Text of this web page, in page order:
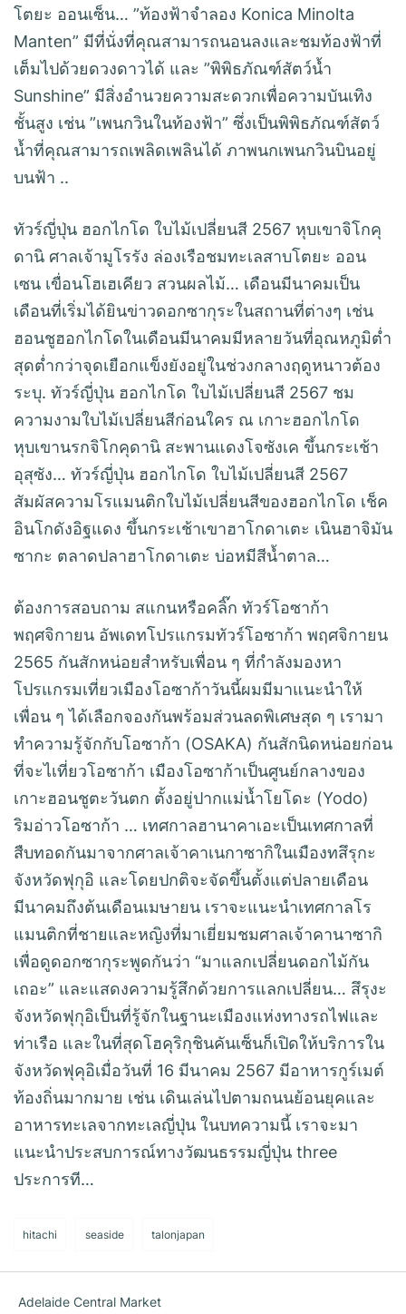
โตยะ ออนเซ็น… ”ท้องฟ้าจำลอง Konica Minolta
Manten” มีที่นั่งที่คุณสามารถนอนลงและชมท้องฟ้าที่
เต็มไปด้วยดวงดาวได้ และ ”พิพิธภัณฑ์สัตว์น้ำ
Sunshine” มีสิ่งอำนวยความสะดวกเพื่อความบันเทิง
ชั้นสูง เช่น ”เพนกวินในท้องฟ้า” ซึ่งเป็นพิพิธภัณฑ์สัตว์
น้ำที่คุณสามารถเพลิดเพลินได้ ภาพนกเพนกวินบินอยู่
บนฟ้า ..
ทัวร์ญี่ปุ่น ฮอกไกโด ใบไม้เปลี่ยนสี 2567 หุบเขาจิโกคุ
ดานิ ศาลเจ้ามูโรรัง ล่องเรือชมทะเลสาบโตยะ ออน
เซน เขื่อนโฮเฮเคียว สวนผลไม้… เดือนมีนาคมเป็น
เดือนที่เริ่มได้ยินข่าวดอกซากุระในสถานที่ต่างๆ เช่น
ฮอนชูฮอกไกโดในเดือนมีนาคมมีหลายวันที่อุณหภูมิต่ำ
สุดต่ำกว่าจุดเยือกแข็งยังอยู่ในช่วงกลางฤดูหนาวต้อง
ระบุ. ทัวร์ญี่ปุ่น ฮอกไกโด ใบไม้เปลี่ยนสี 2567 ชม
ความงามใบไม้เปลี่ยนสีก่อนใคร ณ เกาะฮอกไกโด
หุบเขานรกจิโกคุดานิ สะพานแดงโจซังเค ขึ้นกระเช้า
อุสุซัง… ทัวร์ญี่ปุ่น ฮอกไกโด ใบไม้เปลี่ยนสี 2567
สัมผัสความโรแมนติกใบไม้เปลี่ยนสีของฮอกไกโด เช็ค
อินโกดังอิฐแดง ขึ้นกระเช้าเขาฮาโกดาเตะ เนินฮาจิมัน
ซากะ ตลาดปลาฮาโกดาเตะ บ่อหมีสีน้ำตาล…
ต้องการสอบถาม สแกนหรือคลิ๊ก ทัวร์โอซาก้า
พฤศจิกายน อัพเดทโปรแกรมทัวร์โอซาก้า พฤศจิกายน
2565 กันสักหน่อยสำหรับเพื่อน ๆ ที่กำลังมองหา
โปรแกรมเที่ยวเมืองโอซาก้าวันนี้ผมมีมาแนะนำให้
เพื่อน ๆ ได้เลือกจองกันพร้อมส่วนลดพิเศษสุด ๆ เรามา
ทำความรู้จักกับโอซาก้า (OSAKA) กันสักนิดหน่อยก่อน
ที่จะไเที่ยวโอซาก้า เมืองโอซาก้าเป็นศูนย์กลางของ
เกาะฮอนชูตะวันตก ตั้งอยู่ปากแม่น้ำโยโดะ (Yodo)
ริมอ่าวโอซาก้า … เทศกาลฮานาคาเอะเป็นเทศกาลที่
สืบทอดกันมาจากศาลเจ้าคาเนกาซากิในเมืองทสึรุกะ
จังหวัดฟุกุอิ และโดยปกติจะจัดขึ้นตั้งแต่ปลายเดือน
มีนาคมถึงต้นเดือนเมษายน เราจะแนะนำเทศกาลโร
แมนติกที่ชายและหญิงที่มาเยี่ยมชมศาลเจ้าคานาซากิ
เพื่อดูดอกซากุระพูดกันว่า “มาแลกเปลี่ยนดอกไม้กัน
เถอะ” และแสดงความรู้สึกด้วยการแลกเปลี่ยน… สึรุงะ
จังหวัดฟุกุอิเป็นที่รู้จักในฐานะเมืองแห่งทางรถไฟและ
ท่าเรือ และในที่สุดโฮคุริกุชินคันเซ็นก็เปิดให้บริการใน
จังหวัดฟุคุอิเมื่อวันที่ 16 มีนาคม 2567 มีอาหารกูร์เมต์
ท้องถิ่นมากมาย เช่น เดินเล่นไปตามถนนย้อนยุคและ
อาหารทะเลจากทะเลญี่ปุ่น ในบทความนี้ เราจะมา
แนะนำประสบการณ์ทางวัฒนธรรมญี่ปุ่น three
ประการที…
hitachi seaside talonjapan
Adelaide Central Market